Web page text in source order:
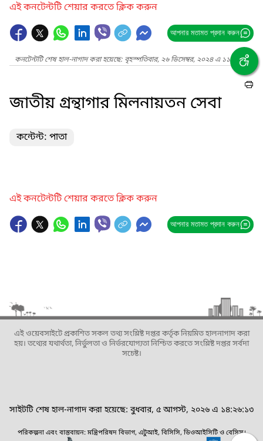
এই কনটেন্টটি শেয়ার করতে ক্লিক করুন
আপনার মতামত প্রদান করুন
কনটেন্টটি শেষ হাল-নাগাদ করা হয়েছে: বৃহস্পতিবার, ২৬ ডিসেম্বর, ২০২৪ এ ১১:৩৭ PM
জাতীয় গ্রন্থাগার মিলনায়তন সেবা
কন্টেন্ট: পাতা
এই কনটেন্টটি শেয়ার করতে ক্লিক করুন
আপনার মতামত প্রদান করুন
এই ওয়েবসাইটে প্রকাশিত সকল তথ্য সংশ্লিষ্ট দপ্তর কর্তৃক নিয়মিত হালনাগাদ করা
হয়। তথ্যের যথার্থতা, নির্ভুলতা ও নির্ভরযোগ্যতা নিশ্চিত করতে সংশ্লিষ্ট দপ্তর সর্বদা
সচেষ্ট।
সাইটটি শেষ হাল-নাগাদ করা হয়েছে: বুধবার, ৫ আগস্ট, ২০২৬ এ ১৪:২৬:১৩
পরিকল্পনা এবং বাস্তবায়ন: মন্ত্রিপরিষদ বিভাগ, এটুআই, বিসিসি, ডিওআইসিটি ও বেসিস।